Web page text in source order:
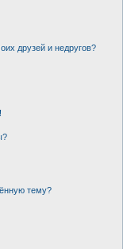
друзей и недругов?
тему?